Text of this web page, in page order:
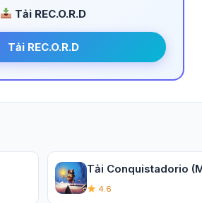
Tải REC.O.R.D
Tải REC.O.R.D
Tải Conquistadorio
4.6